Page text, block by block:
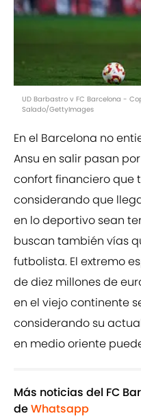
UD Barbastro v FC Barcelona -
Salado/GettyImages
En el Barcelona no
Ansu en salir pasan
confort financiero que
considerando que
en lo deportivo sean
buscan también vías
futbolista. El extremo
de diez millones de
en el viejo continente
considerando su
en medio oriente
Más noticias del FC
deWhatsapp